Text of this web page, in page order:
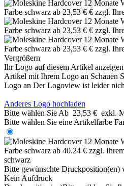
Vergrößern
Ihr Logo auf diesem Artikel anzeigen
Artikel mit Ihrem Logo an Schauen
Logo an Der Logoview ist leider
Anderes Logo hochladen
Bitte wählen Sie Ab 23,53 € exkl.
Bitte wählen Sie eine Artikelfarbe
schwarz
Bitte gewünschte Druckposition(en)
Kein Aufdruck